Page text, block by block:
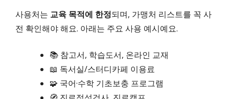
사용처는 교육 목적에 한정되며, 가맹처 리스트를 꼭 사
전 확인해야 해요. 아래는 주요 사용 예시예요.
📚 참고서, 학습도서, 온라인 교재
📖 독서실/스터디카페 이용료
🧩 국어·수학 기초보충 프로그램